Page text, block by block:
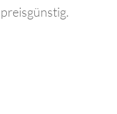
preisgünstig.